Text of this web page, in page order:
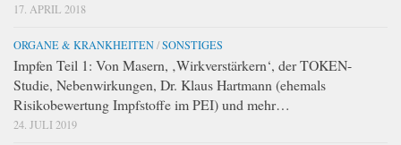
17. APRIL 2018
ORGANE & KRANKHEITEN/SONSTIGES
Impfen Teil 1: Von Masern, ‚Wirkverstärkern‘, der TOKEN-
Studie, Nebenwirkungen, Dr. Klaus Hartmann (ehemals
Risikobewertung Impfstoffe im PEI) und mehr…
24. JULI 2019